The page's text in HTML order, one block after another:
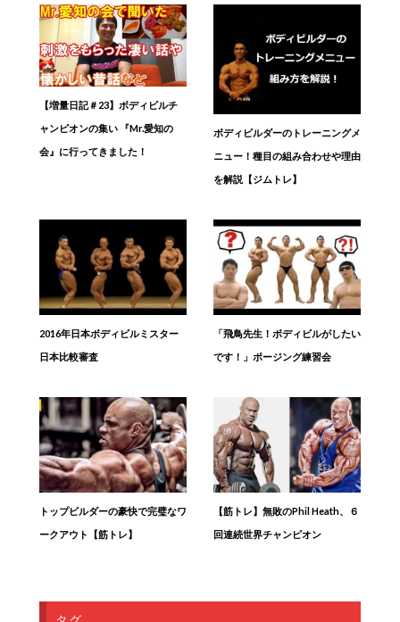
【増量日記＃23】ボディビルチ
ャンピオンの集い 『Mr.愛知の
会』に行ってきました！
ボディビルダーのトレーニングメ
ニュー！種目の組み合わせや理由
を解説【ジムトレ】
2016年日本ボディビルミスター
日本比較審査
「飛鳥先生！ボディビルがしたい
です！」ポージング練習会
トップビルダーの豪快で完璧なワ
ークアウト【筋トレ】
【筋トレ】無敗のPhil Heath、６
回連続世界チャンピオン